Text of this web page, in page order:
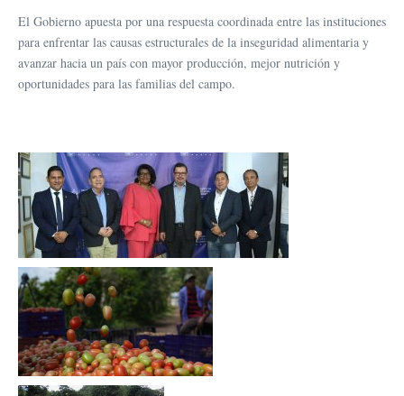
El Gobierno apuesta por una respuesta coordinada entre las instituciones
para enfrentar las causas estructurales de la inseguridad alimentaria y
avanzar hacia un país con mayor producción, mejor nutrición y
oportunidades para las familias del campo.